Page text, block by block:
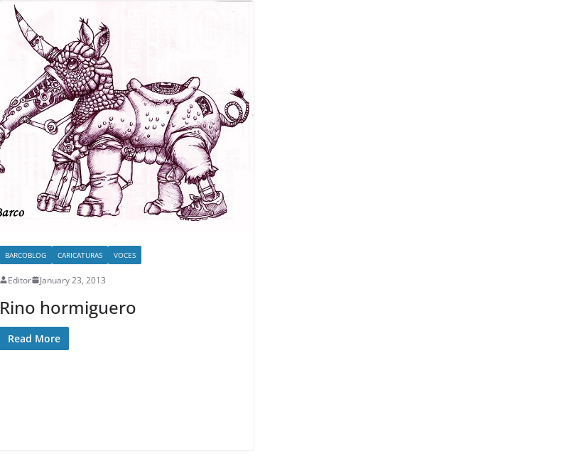
BARCOBLOG CARICATURAS VOCES
Editor January 23, 2013
Rino hormiguero
Read More